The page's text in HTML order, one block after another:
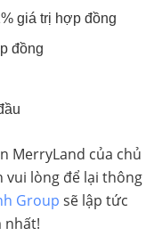
giá trị hợp đồng
đồng
MerryLand của chủ
vui lòng để lại thông
Group sẽ lập tức
nhất!